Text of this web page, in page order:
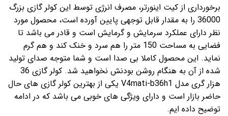
برخورداری از کیت اینورتر، مصرف انرژی توسط این کولر گازی بزرگ
36000 را به مقدار قابل توجهی پایین آورده است، محصول مورد
نظر دارای عملکرد سرمایش و گرمایش است و قادر می باشد تا
فضایی به مساحت 150 متر را هم سرد و خنک کند و هم گرم
نماید. این محصول کاملا بی صدا است و شما متوجه صدای تولید
شده از آن به هنگام روشن بودنش نخواهید شد. کولر گازی 36
هزار گری مدل V4mati-b36h1 یکی از بهترین کولر گازی های حال
حاضر بازار است و دارای ویژگی های خوبی می باشد که در ادامه
توضیح داده ایم.